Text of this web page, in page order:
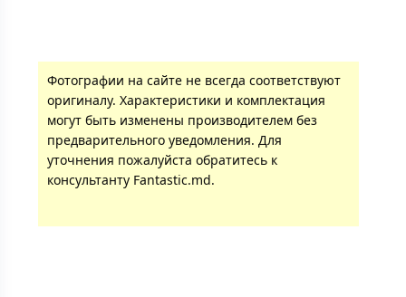
Фотографии на сайте не всегда соответствуют
оригиналу. Характеристики и комплектация
могут быть изменены производителем без
предварительного уведомления. Для
уточнения пожалуйста обратитесь к
консультанту Fantastic.md.